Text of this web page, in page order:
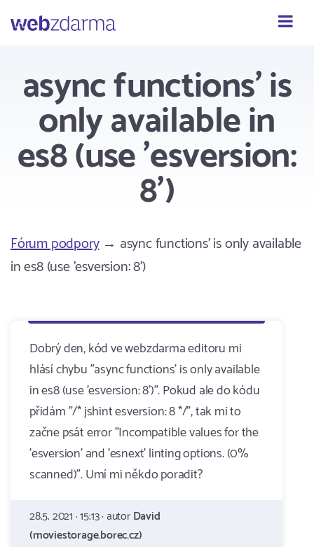
Webzdarma
async functions' is
only available in
es8 (use 'esversion:
8')
Fórum podpory→ async functions' is only available
in es8 (use 'esversion: 8')
Dobrý den, kód ve webzdarma editoru mi
hlásí chybu "async functions' is only available
in es8 (use 'esversion: 8')". Pokud ale do kódu
přidám "/* jshint esversion: 8 */", tak mi to
začne psát error "Incompatible values for the
'esversion' and 'esnext' linting options. (0%
scanned)". Umí mi někdo poradit?
28.5. 2021 · 15:13 · autorDavid
(moviestorage.borec.cz)